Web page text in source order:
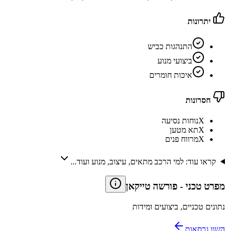
יתרונות
התנהגות כביש
ביצועי מנוע
איכות חומרים
חסרונות
Xנוחות נסיעה
Xתא מטען
Xמרווח פנים
קראו עוד: למי הרכב מתאים, עיצוב, מנוע ועוד...
מפרט טכני - פורשה טייקאן
נתונים טכניים, ביצועים ומידות
השוו גרסאות